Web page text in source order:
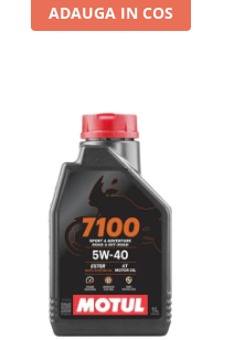
ADAUGA IN COS